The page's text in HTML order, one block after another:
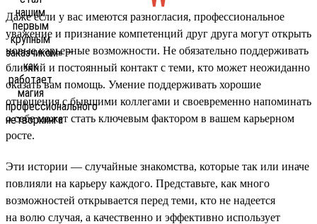
Даже если у вас имеются разногласия, профессиональное
уважение и признание компетенций друг друга могут открыть
новые карьерные возможности. Не обязательно поддерживать
близкий и постоянный контакт с теми, кто может неожиданно
оказать вам помощь. Умение поддерживать хорошие
отношения с бывшими коллегами и своевременно напоминать
о себе может стать ключевым фактором в вашем карьерном
росте.
Эти истории — случайные знакомства, которые так или иначе
повлияли на карьеру каждого. Представьте, как много
возможностей открывается перед теми, кто не надеется
на волю случая, а качественно и эффективно использует